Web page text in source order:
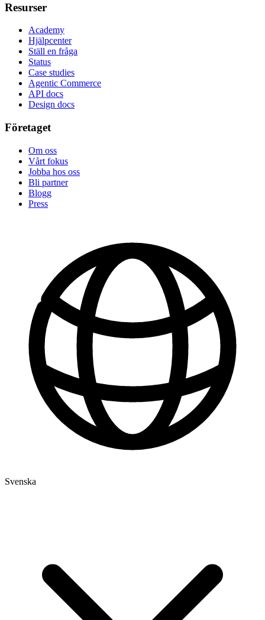
Resurser
Academy
Hjälpcenter
Ställ en fråga
Status
Case studies
Agentic Commerce
API docs
Design docs
Företaget
Om oss
Vårt fokus
Jobba hos oss
Bli partner
Blogg
Press
Svenska